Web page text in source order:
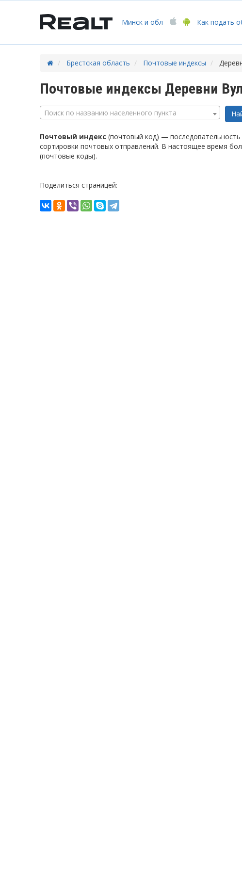
Минск и обл Как подать
Брестская область Почтовые индексы
Почтовые индексы Деревни
Поиск по названию населенного пункта
Почтовый индекс (почтовый код) —
сортировки почтовых отправлений. В настоящее время
(почтовые коды).
Поделиться страницей: